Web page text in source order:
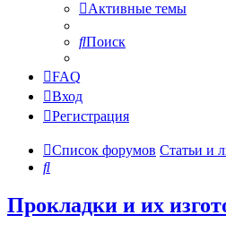
Активные темы
Поиск
FAQ
Вход
Регистрация
Список форумов Статьи и
Поиск
Прокладки и их